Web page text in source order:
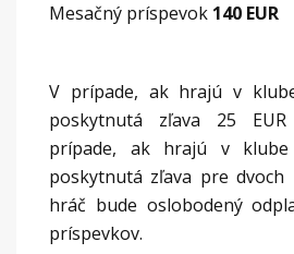
Mesačný príspevok 140 EUR
V prípade, ak hrajú v
poskytnutá zľava 25
prípade, ak hrajú v
poskytnutá zľava pre dvoch
hráč bude oslobodený
príspevkov.